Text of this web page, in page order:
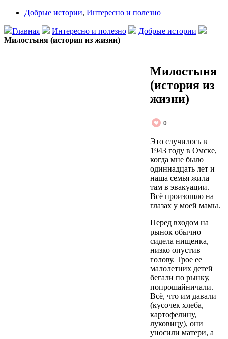
Добрые истории, Интересно и полезно
Главная Интересно и полезно
Добрые истории
Милостыня (история из жизни)
Милостыня
(история из
жизни)
0
Это случилось в
1943 году в Омске,
когда мне было
одиннадцать лет и
наша семья жила
там в эвакуации.
Всё произошло на
глазах у моей мамы.
Перед входом на
рынок обычно
сидела нищенка,
низко опустив
голову. Трое ее
малолетних детей
бегали по рынку,
попрошайничали.
Всё, что им давали
(кусочек хлеба,
картофелину,
луковицу), они
уносили матери, а